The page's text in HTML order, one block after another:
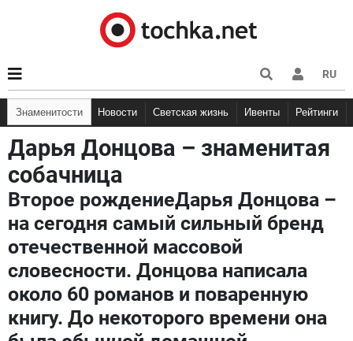
RU
Знаменитости Новости Светская жизнь Ивенты Рейтинги
Дарья Донцова – знаменитая
собачница
Второе рождениеДарья Донцова –
на сегодня самый сильный бренд
отечественной массовой
словесности. Донцова написала
около 60 романов и поваренную
книгу. До некоторого времени она